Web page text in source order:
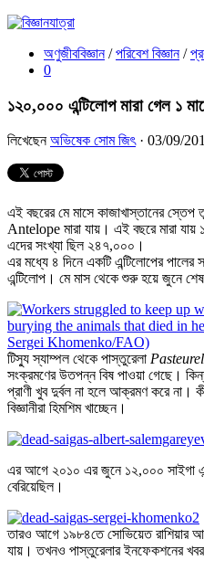
অণুজীববিজ্ঞান / পরিবেশ বিজ্ঞান /
0
১২০,০০০ এন্টিলোপ মারা গেল ১
লিখেছেনঅভিষেক সোম জিৎ· 03/09/
এই বছরের মে মাসে কাজাখাস্তানের
Antelope মারা যায়। এই বছরে মারা যায়
এদের সংখ্যা ছিল ২৪৭,০০০।
এর মধ্যে ৪ দিনে একটি এন্টিলোপের
এন্টিলোপ। মে মাস থেকে শুরু হয়ে জুনে
টিস্যু স্যাম্পল থেকে পাস্তুরেলা
সংক্রমণের উতপন্ন বিষ পাওয়া গেছে।
প্রাণী খুব দুর্বল না হলে আক্রমণ করে না।
বিজ্ঞানীরা হিমশিম খাচ্ছেন।
এর আগে ২০১০ এর জুনে ১২,০০০ সাইগা
বেরিয়েছিল।
তারও আগে ১৯৮৪তে সোভিয়েত রাশিয়ার
যায়। তখনও পাস্তুরেলার ইনফেকশনের খবর